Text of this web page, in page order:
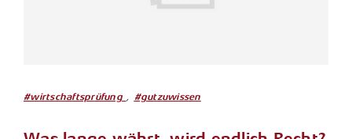
#wirtschaftsprüfung , #gutzuwissen
Vermögensplanung